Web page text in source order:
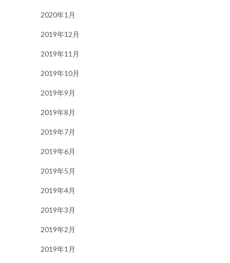
2020年1月
2019年12月
2019年11月
2019年10月
2019年9月
2019年8月
2019年7月
2019年6月
2019年5月
2019年4月
2019年3月
2019年2月
2019年1月